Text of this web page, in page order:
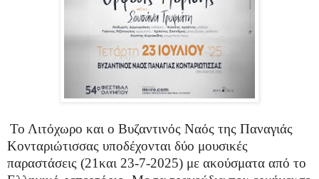
Το Λιτόχωρο και ο Βυζαντινός Ναός της Παναγιάς
Κονταριώτισσας υποδέχονται δύο μουσικές
παραστάσεις (21και 23-7-2025) με ακούσματα από το